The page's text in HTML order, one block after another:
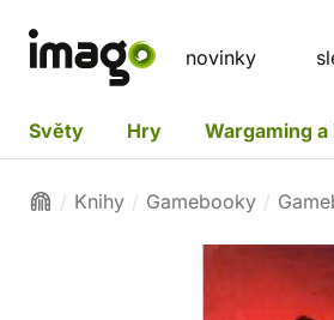
novinky
Světy Hry Wargaming
Knihy Gamebooky